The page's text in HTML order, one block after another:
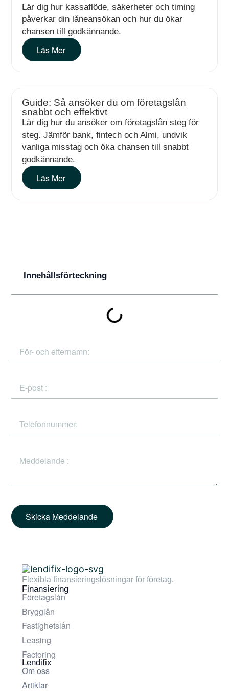
Lär dig hur kassaflöde, säkerheter och timing
påverkar din låneansökan och hur du ökar
chansen till godkännande.
Läs Mer
Guide: Så ansöker du om företagslån
snabbt och effektivt
Lär dig hur du ansöker om företagslån steg för
steg. Jämför bank, fintech och Almi, undvik
vanliga misstag och öka chansen till snabbt
godkännande.
Läs Mer
Innehållsförteckning
Skicka Meddelande
Flexibla finansieringslösningar för företag.
Finansiering
Företagslån
Brygglån
Fastighetslån
Leasing
Factoring
Lendifix
Om oss
Artiklar